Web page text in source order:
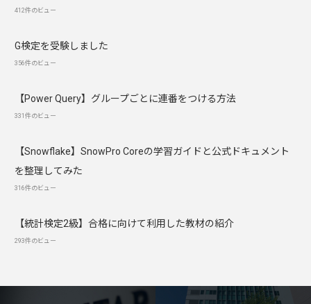
412件のビュー
G検定を受験しました
356件のビュー
【Power Query】グループごとに連番をつける方法
331件のビュー
【Snowflake】SnowPro Coreの学習ガイドと公式ドキュメント
を整理してみた
316件のビュー
【統計検定2級】合格に向けて利用した教材の紹介
293件のビュー